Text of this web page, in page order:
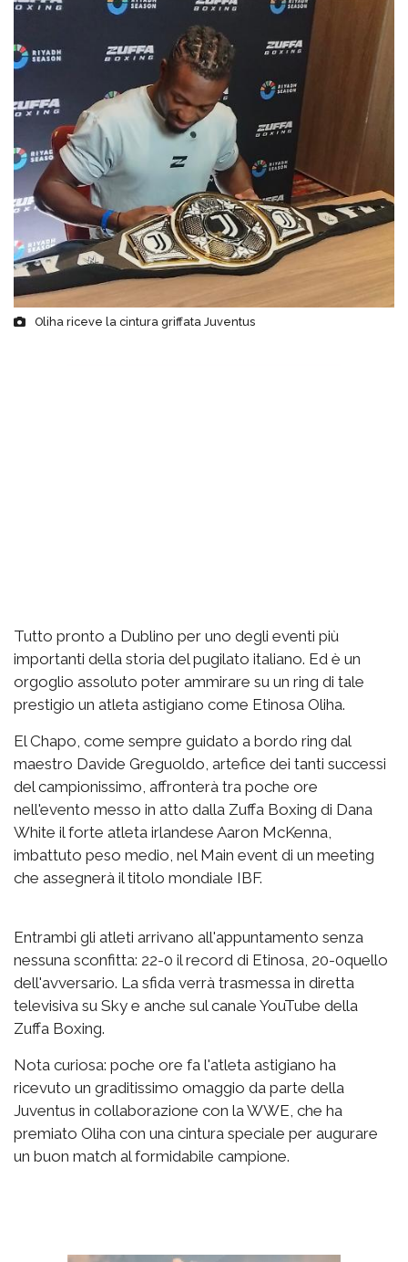
Oliha riceve la cintura griffata Juventus
Tutto pronto a Dublino per uno degli eventi più
importanti della storia del pugilato italiano. Ed è un
orgoglio assoluto poter ammirare su un ring di tale
prestigio un atleta astigiano come Etinosa Oliha.
El Chapo, come sempre guidato a bordo ring dal
maestro Davide Greguoldo, artefice dei tanti successi
del campionissimo, affronterà tra poche ore
nell'evento messo in atto dalla Zuffa Boxing di Dana
White il forte atleta irlandese Aaron McKenna,
imbattuto peso medio, nel Main event di un meeting
che assegnerà il titolo mondiale IBF.
Entrambi gli atleti arrivano all'appuntamento senza
nessuna sconfitta: 22-0 il record di Etinosa, 20-0quello
dell'avversario. La sfida verrà trasmessa in diretta
televisiva su Sky e anche sul canale YouTube della
Zuffa Boxing.
Nota curiosa: poche ore fa l'atleta astigiano ha
ricevuto un graditissimo omaggio da parte della
Juventus in collaborazione con la WWE, che ha
premiato Oliha con una cintura speciale per augurare
un buon match al formidabile campione.